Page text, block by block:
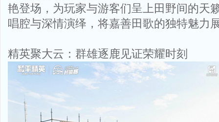
艳登场，为玩家与游客们呈上田野间的天
唱腔与深情演绎，将嘉善田歌的独特魅力
精英聚大云：群雄逐鹿见证荣耀时刻